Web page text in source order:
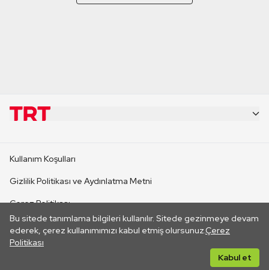
Bu sitede tanımlama bilgileri kullanılır. Sitede gezinmeye devam
ederek, çerez kullanımımızı kabul etmiş olursunuz.Çerez
Politikası
Kabul et
CANLI YAYINLAR
Kullanım Koşulları
Gizlilik Politikası ve Aydınlatma Metni
Çerez Politikası
İletişim
Her hakkı saklıdır. ©2026 TRT. Bağlantı yoluyla gidilen dış